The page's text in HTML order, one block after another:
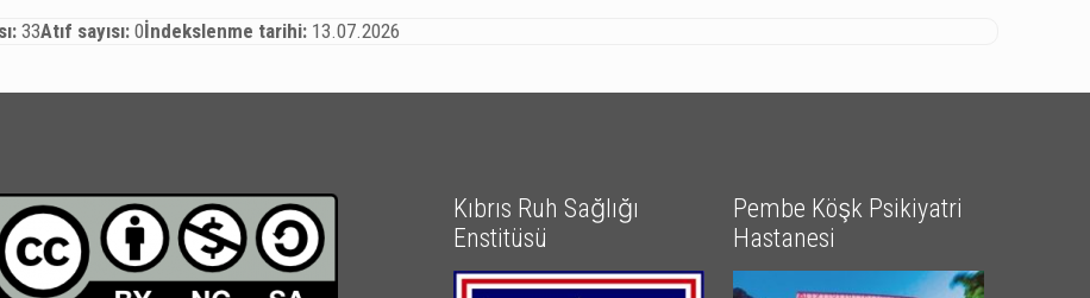
33Atıf sayısı: 0İndekslenme tarihi: 13.07.2026
Kıbrıs Ruh Sağlığı
Enstitüsü
Pembe Köşk Psikiyatri
Hastanesi